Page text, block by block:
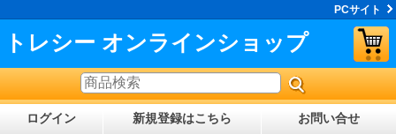
PCサイト
トレシー オンラインショップ
ログイン 新規登録はこちら お問い合せ